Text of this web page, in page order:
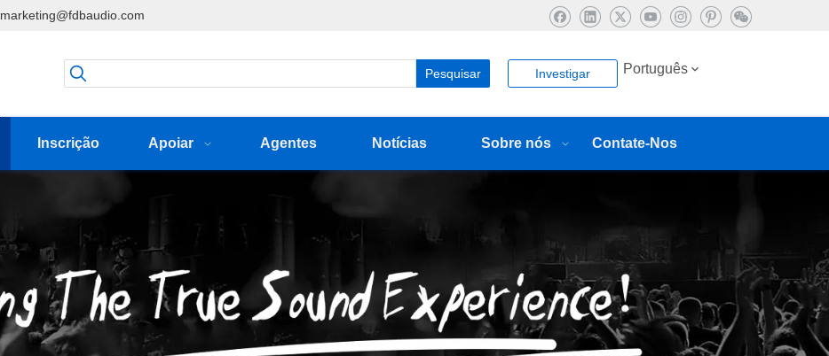
marketing@fdbaudio.com
Pesquisar Investigar Português
Inscrição Apoiar Agentes Notícias Sobre nós Contate-Nos